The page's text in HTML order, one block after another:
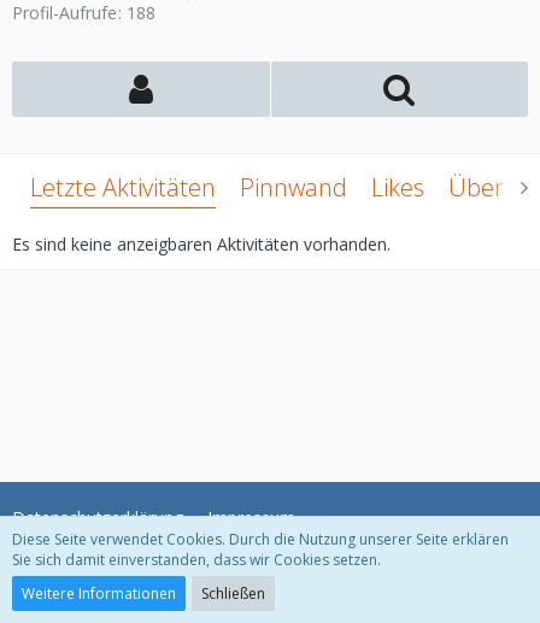
Profil-Aufrufe 188
Letzte Aktivitäten Pinnwand Likes Über
Es sind keine anzeigbaren Aktivitäten vorhanden.
Datenschutzerklärung Impressum
Community-Software:
Diese Seite verwendet Cookies. Durch die Nutzung unserer Seite erklären
Sie sich damit einverstanden, dass wir Cookies setzen.
Weitere Informationen
Schließen